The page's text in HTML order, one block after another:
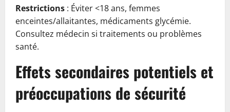
Restrictions : Éviter <18 ans, femmes
enceintes/allaitantes, médicaments glycémie.
Consultez médecin si traitements ou problèmes
santé.
Effets secondaires potentiels et
préoccupations de sécurité